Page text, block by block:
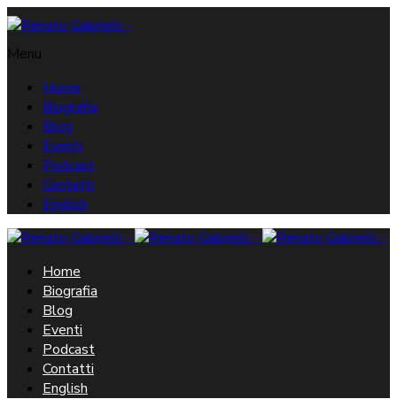
Menu
Home
Biografia
Blog
Eventi
Podcast
Contatti
English
Home
Biografia
Blog
Eventi
Podcast
Contatti
English